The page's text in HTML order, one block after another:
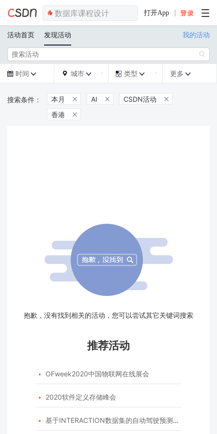
打开App
活动首页 发现活动 我的活动

 时间   城市   类型  更多 
本月  AI  CSDN活动 
香港 
抱歉，没有找到相关的活动，您可以尝试其它关键词搜索
推荐活动
 OFweek2020中国物联网在线展会
 2020软件定义存储峰会
 基于INTERACTION数据集的自动驾驶预测模型挑战赛